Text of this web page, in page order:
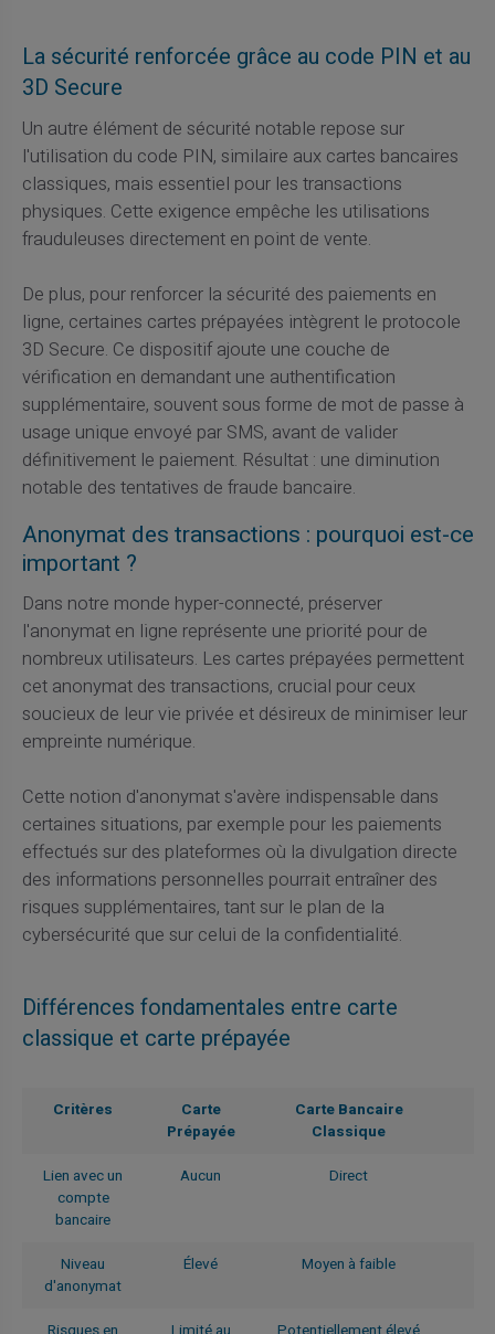
La sécurité renforcée grâce au code PIN et au
3D Secure
Un autre élément de sécurité notable repose sur
l'utilisation du code PIN, similaire aux cartes bancaires
classiques, mais essentiel pour les transactions
physiques. Cette exigence empêche les utilisations
frauduleuses directement en point de vente.
De plus, pour renforcer la sécurité des paiements en
ligne, certaines cartes prépayées intègrent le protocole
3D Secure. Ce dispositif ajoute une couche de
vérification en demandant une authentification
supplémentaire, souvent sous forme de mot de passe à
usage unique envoyé par SMS, avant de valider
définitivement le paiement. Résultat : une diminution
notable des tentatives de fraude bancaire.
Anonymat des transactions : pourquoi est-ce
important ?
Dans notre monde hyper-connecté, préserver
l'anonymat en ligne représente une priorité pour de
nombreux utilisateurs. Les cartes prépayées permettent
cet anonymat des transactions, crucial pour ceux
soucieux de leur vie privée et désireux de minimiser leur
empreinte numérique.
Cette notion d'anonymat s'avère indispensable dans
certaines situations, par exemple pour les paiements
effectués sur des plateformes où la divulgation directe
des informations personnelles pourrait entraîner des
risques supplémentaires, tant sur le plan de la
cybersécurité que sur celui de la confidentialité.
Différences fondamentales entre carte
classique et carte prépayée
Critères
Carte
Prépayée
Carte Bancaire
Classique
Lien avec un
compte
bancaire
Aucun Direct
Niveau
d'anonymat
Élevé Moyen à faible